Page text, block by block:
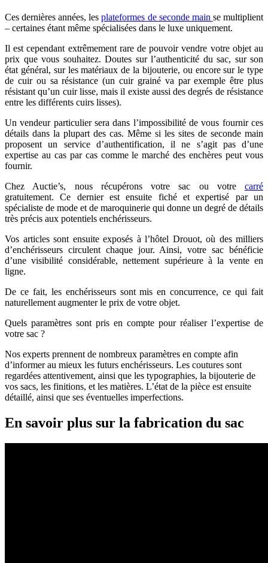
Ces dernières années, lesplateformes de seconde main se multiplient
– certaines étant même spécialisées dans le luxe uniquement.
Il est cependant extrêmement rare de pouvoir vendre votre objet au
prix que vous souhaitez. Doutes sur l’authenticité du sac, sur son
état général, sur les matériaux de la bijouterie, ou encore sur le type
de cuir ou sa résistance (un cuir grainé va par exemple être plus
résistant qu’un cuir lisse, mais il existe aussi des degrés de résistance
entre les différents cuirs lisses).
Un vendeur particulier sera dans l’impossibilité de vous fournir ces
détails dans la plupart des cas. Même si les sites de seconde main
proposent un service d’authentification, il ne s’agit pas d’une
expertise au cas par cas comme le marché des enchères peut vous
fournir.
Chez Auctie’s, nous récupérons votre sac ou votre carré
gratuitement. Ce dernier est ensuite fiché et expertisé par un
spécialiste de mode et de maroquinerie qui donne un degré de détails
très précis aux potentiels enchérisseurs.
Vos articles sont ensuite exposés à l’hôtel Drouot, où des milliers
d’enchérisseurs circulent chaque jour. Ainsi, votre sac bénéficie
d’une visibilité considérable, nettement supérieure à la vente en
ligne.
De ce fait, les enchérisseurs sont mis en concurrence, ce qui fait
naturellement augmenter le prix de votre objet.
Quels paramètres sont pris en compte pour réaliser l’expertise de
votre sac ?
Nos experts prennent de nombreux paramètres en compte afin
d’informer au mieux les futurs enchérisseurs. Les coutures sont
regardées attentivement, ainsi que les typographies, la bijouterie de
vos sacs, les finitions, et les matières. L’état de la pièce est ensuite
détaillé, ainsi que ses éventuelles imperfections.
En savoir plus sur la fabrication du sac